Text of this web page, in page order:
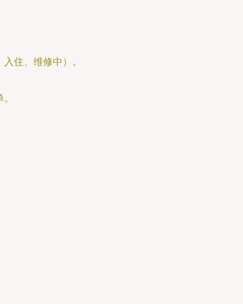
住、维修中）。